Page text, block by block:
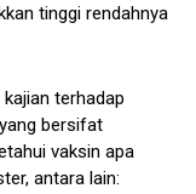
tinggi rendahnya
terhadap
bersifat
vaksin apa
antara lain: